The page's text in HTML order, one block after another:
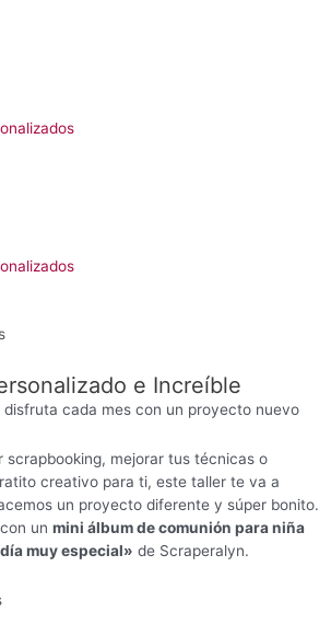
e Increíble
cada mes con un proyecto nuevo
scrapbooking, mejorar tus técnicas o
creativo para ti, este taller te va a
un proyecto diferente y súper bonito.
un mini álbum de comunión para niña
muy especial» de Scraperalyn.